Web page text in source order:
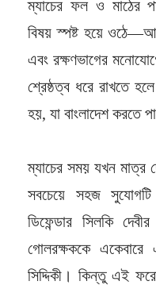
ম্যাচের ফল ও মাঠের
বিষয় স্পষ্ট হয়ে
এবং রক্ষণভাগের
শ্রেষ্ঠত্ব ধরে রাখতে
হয়, যা বাংলাদেশ করতে
ম্যাচের সময় যখন মাত্র
সবচেয়ে সহজ সুযোগটি
ডিফেন্ডার সিলকি
গোলরক্ষককে একেবারে
সিদ্দিকী। কিন্তু এই